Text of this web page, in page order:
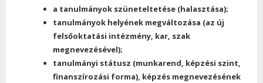
a tanulmányok szüneteltetése (halasztása);
tanulmányok helyének megváltozása (az új
felsőoktatási intézmény, kar, szak
megnevezésével);
tanulmányi státusz (munkarend, képzési szint,
finanszírozási forma), képzés megnevezésének